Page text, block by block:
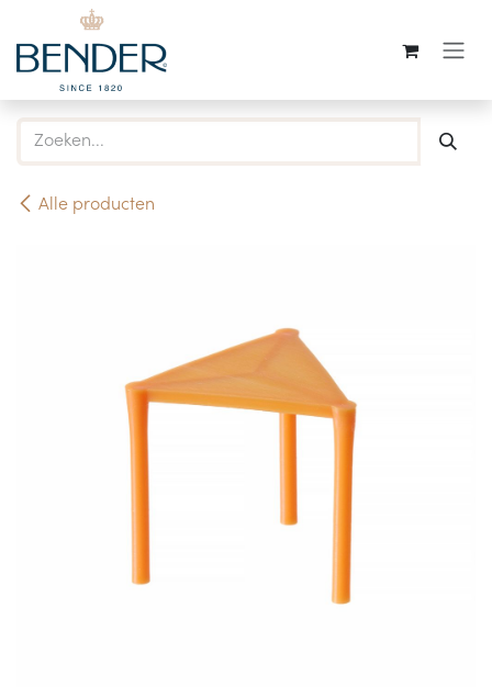
Overslaan naar inhoud
Alle producten